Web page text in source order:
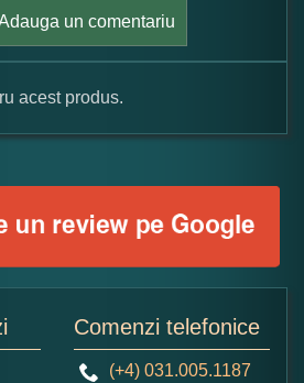
un comentariu
acest produs.
Comenzi telefonice
(+4) 031.005.1187